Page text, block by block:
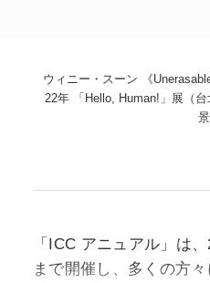
ウィニー・スーン 《
22年 「Hello, Human!」展（
景
「ICC アニュアル」は
まで開催し、多くの方